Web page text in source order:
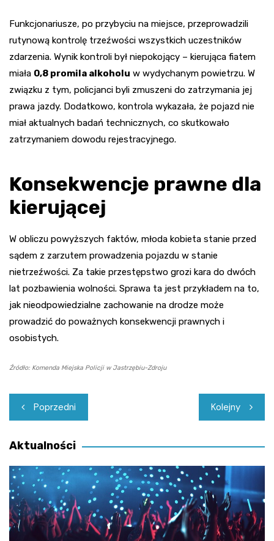
Funkcjonariusze, po przybyciu na miejsce, przeprowadzili
rutynową kontrolę trzeźwości wszystkich uczestników
zdarzenia. Wynik kontroli był niepokojący – kierująca fiatem
miała 0,8 promila alkoholu w wydychanym powietrzu. W
związku z tym, policjanci byli zmuszeni do zatrzymania jej
prawa jazdy. Dodatkowo, kontrola wykazała, że pojazd nie
miał aktualnych badań technicznych, co skutkowało
zatrzymaniem dowodu rejestracyjnego.
Konsekwencje prawne dla
kierującej
W obliczu powyższych faktów, młoda kobieta stanie przed
sądem z zarzutem prowadzenia pojazdu w stanie
nietrzeźwości. Za takie przestępstwo grozi kara do dwóch
lat pozbawienia wolności. Sprawa ta jest przykładem na to,
jak nieodpowiedzialne zachowanie na drodze może
prowadzić do poważnych konsekwencji prawnych i
osobistych.
Źródło: Komenda Miejska Policji w Jastrzębiu-Zdroju
Nawigacja
wpisu
Poprzedni Kolejny
Aktualności